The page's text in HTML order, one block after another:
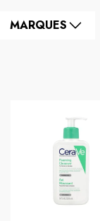
MARQUES